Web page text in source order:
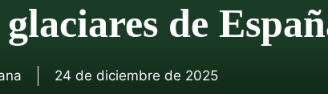
de
24 de diciembre de 2025